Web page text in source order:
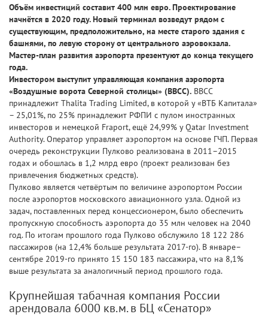
Объём инвестиций составит 400 млн евро. Проектирование
начнётся в 2020 году. Новый терминал возведут рядом с
существующим, предположительно, на месте старого здания с
башнями, по левую сторону от центрального аэровокзала.
Мастер-план развития аэропорта презентуют до конца текущего
года.
Инвестором выступит управляющая компания аэропорта
«Воздушные ворота Северной столицы» (ВВСС). ВВСС
принадлежит Thalita Trading Limited, в которой у «ВТБ Капитала»
– 25,01%, по 25% принадлежит РФПИ с пулом иностранных
инвесторов и немецкой Fraport, ещё 24,99% у Qatar Investment
Authority. Оператор управляет аэропортом на основе ГЧП. Первая
очередь реконструкции Пулково реализована в 2011–2015
годах и обошлась в 1,2 млрд евро (проект реализован без
привлечения бюджетных средств).
Пулково является четвёртым по величине аэропортом России
после аэропортов московского авиационного узла. Одной из
задач, поставленных перед концессионером, было обеспечить
пропускную способность аэропорта до 35 млн человек на 2040
год. По итогам прошлого года Пулково обслужило 18 122 286
пассажиров (на 12,4% больше результата 2017-го). В январе–
сентябре 2019-го принято 15 150 183 пассажира, что на 8,1%
выше результата за аналогичный период прошлого года.
Крупнейшая табачная компания России
арендовала 6000 кв.м. в БЦ «Сенатор»